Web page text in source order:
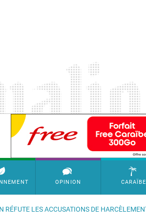
SimpleAds Block Bannière
OPINION CARAÏBE
RÉFUTE LES ACCUSATIONS DE